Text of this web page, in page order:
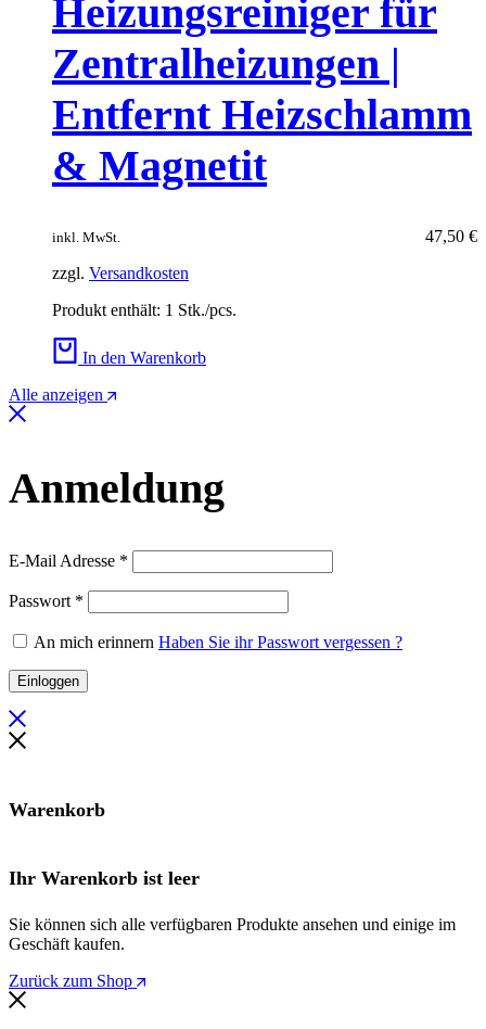
Heizungsreiniger für
Zentralheizungen |
Entfernt Heizschlamm
& Magnetit
47,50 €
inkl. MwSt.
zzgl. Versandkosten
Produkt enthält: 1 Stk./pcs.
In den Warenkorb
Alle anzeigen
Anmeldung
E-Mail Adresse *
Passwort *
An mich erinnern Haben Sie ihr Passwort vergessen ?
Einloggen
Warenkorb
Ihr Warenkorb ist leer
Sie können sich alle verfügbaren Produkte ansehen und einige im
Geschäft kaufen.
Zurück zum Shop